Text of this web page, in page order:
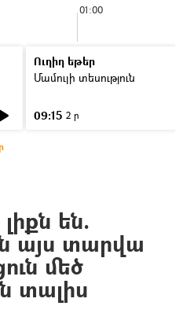
01:00
Ուղիղ եթեր
Մամուլի տեսություն
09:15 2 ր
են.
այս տարվա
մեծ
տալիս